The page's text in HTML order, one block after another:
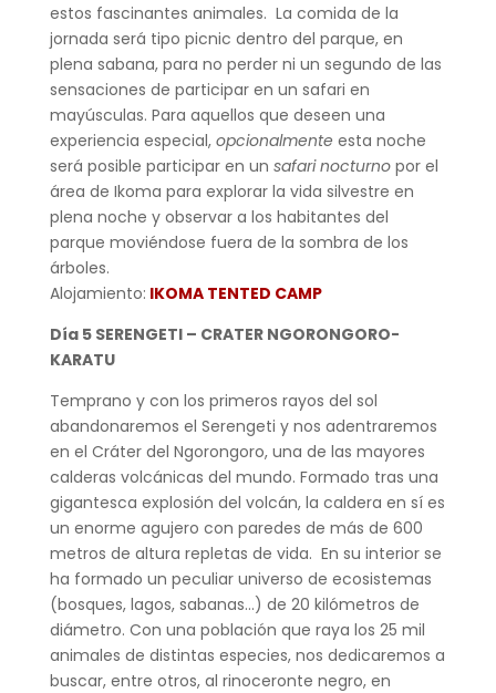
estos fascinantes animales. La comida de la
jornada será tipo picnic dentro del parque, en
plena sabana, para no perder ni un segundo de las
sensaciones de participar en un safari en
mayúsculas. Para aquellos que deseen una
experiencia especial, opcionalmente esta noche
será posible participar en un safari nocturno por el
área de Ikoma para explorar la vida silvestre en
plena noche y observar a los habitantes del
parque moviéndose fuera de la sombra de los
árboles.
Alojamiento: IKOMA TENTED CAMP
Día 5 SERENGETI – CRATER NGORONGORO-
KARATU
Temprano y con los primeros rayos del sol
abandonaremos el Serengeti y nos adentraremos
en el Cráter del Ngorongoro, una de las mayores
calderas volcánicas del mundo. Formado tras una
gigantesca explosión del volcán, la caldera en sí es
un enorme agujero con paredes de más de 600
metros de altura repletas de vida. En su interior se
ha formado un peculiar universo de ecosistemas
(bosques, lagos, sabanas…) de 20 kilómetros de
diámetro. Con una población que raya los 25 mil
animales de distintas especies, nos dedicaremos a
buscar, entre otros, al rinoceronte negro, en